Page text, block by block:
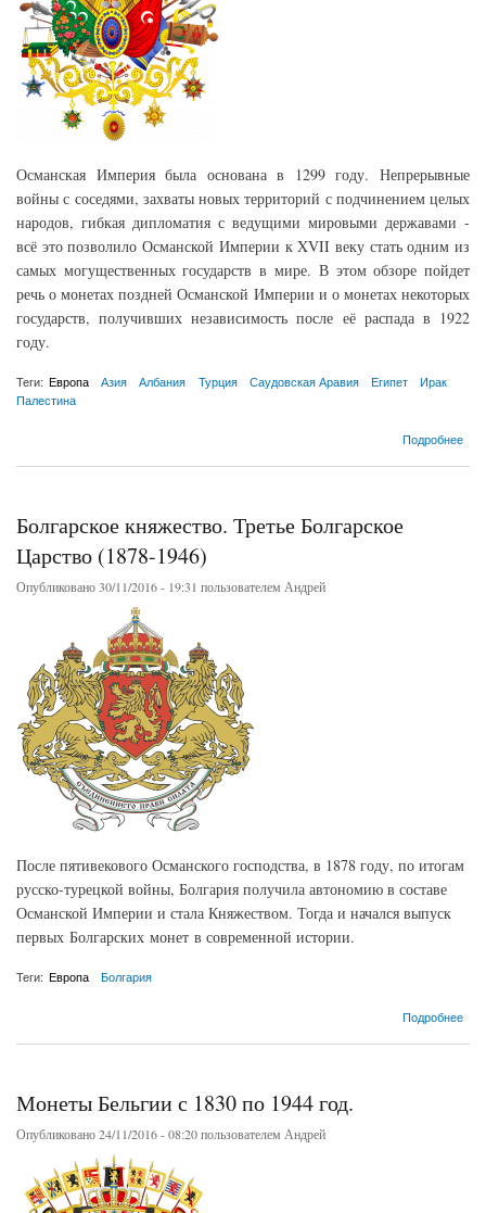
Османская Империя была основана в 1299 году. Непрерывные
войны с соседями, захваты новых территорий с подчинением целых
народов, гибкая дипломатия с ведущими мировыми державами -
всё это позволило Османской Империи к XVII веку стать одним из
самых могущественных государств в мире. В этом обзоре пойдет
речь о монетах поздней Османской Империи и о монетах некоторых
государств, получивших независимость после её распада в 1922
году.
Теги: Европа Азия Албания Турция Саудовская Аравия Египет
Ирак
Палестина
Подробнее
Болгарское княжество. Третье Болгарское
Царство (1878-1946)
Опубликовано 30/11/2016 - 19:31 пользователем Андрей
После пятивекового Османского господства, в 1878 году, по итогам
русско-турецкой войны, Болгария получила автономию в составе
Османской Империи и стала Княжеством. Тогда и начался выпуск
первых Болгарских монет в современной истории.
Теги: Европа Болгария
Подробнее
Монеты Бельгии с 1830 по 1944 год.
Опубликовано 24/11/2016 - 08:20 пользователем Андрей